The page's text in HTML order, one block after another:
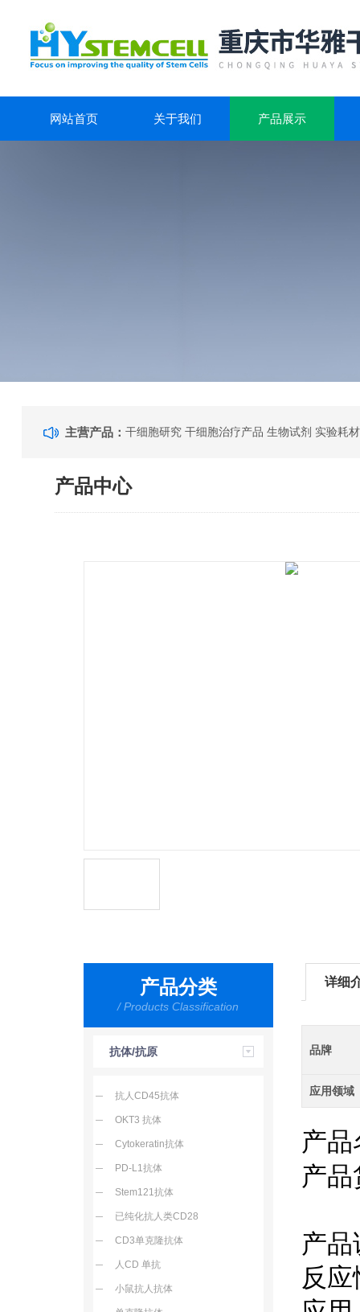
网站首页 关于我们 产品展示
主营产品：干细胞研究 干细胞治疗产品 生物试剂 实验耗
产品中心
产品分类
/ Products Classification
抗体/抗原
抗人CD45抗体
OKT3 抗体
Cytokeratin抗体
PD-L1抗体
Stem121抗体
已纯化抗人类CD28
CD3单克隆抗体
人CD 单抗
小鼠抗人抗体
详细
品牌
应用领域
产品
产品
产品
反